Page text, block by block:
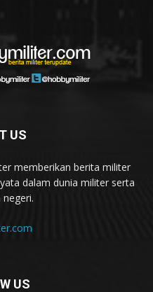
US
memberikan berita militer
dalam dunia militer serta
US